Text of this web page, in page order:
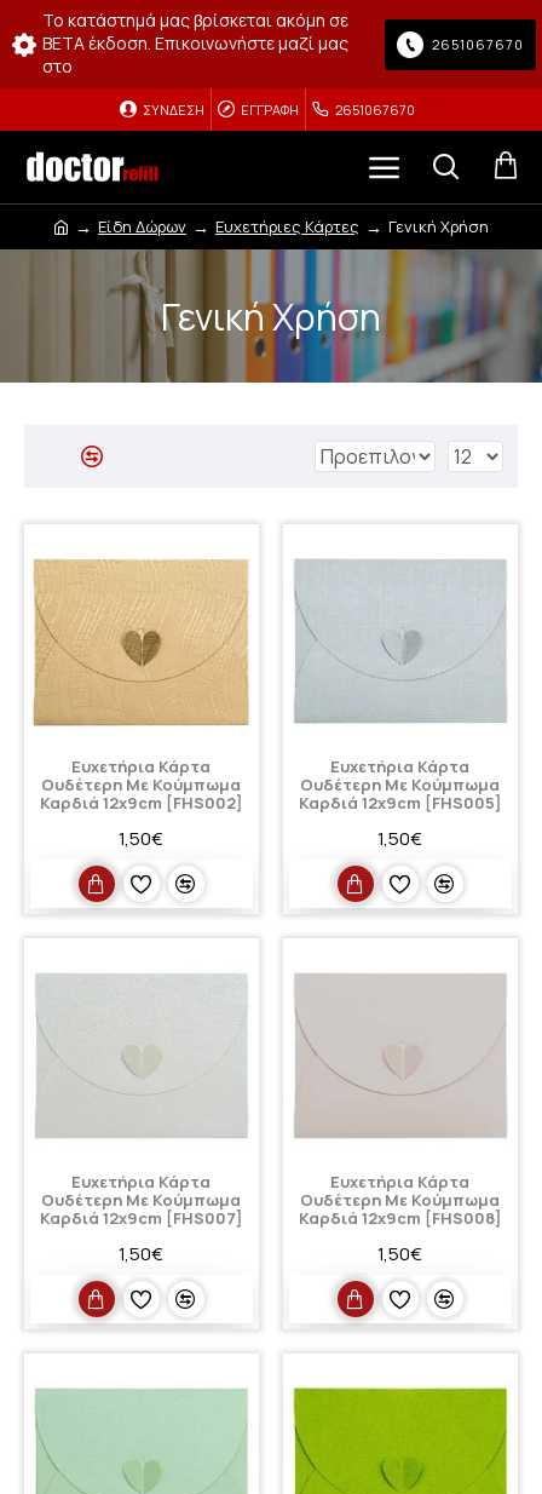
Το κατάστημά μας βρίσκεται ακόμη σε
BETA έκδοση. Επικοινωνήστε μαζί μας
στο
2651067670
ΣΎΝΔΕΣΗ ΕΓΓΡΑΦΉ 2651067670
Είδη Δώρων Ευχετήριες Κάρτες Γενική Χρήση
Γενική Χρήση
Ευχετήρια Κάρτα
Ουδέτερη Με Κούμπωμα
Καρδιά 12x9cm [FHS002]
1,50€
Ευχετήρια Κάρτα
Ουδέτερη Με Κούμπωμα
Καρδιά 12x9cm [FHS005]
1,50€
Ευχετήρια Κάρτα
Ουδέτερη Με Κούμπωμα
Καρδιά 12x9cm [FHS007]
1,50€
Ευχετήρια Κάρτα
Ουδέτερη Με Κούμπωμα
Καρδιά 12x9cm [FHS008]
1,50€